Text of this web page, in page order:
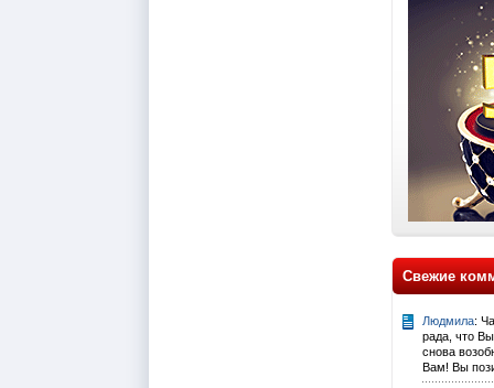
Свежие
Людмила:
рада, что
снова
Вам! Вы